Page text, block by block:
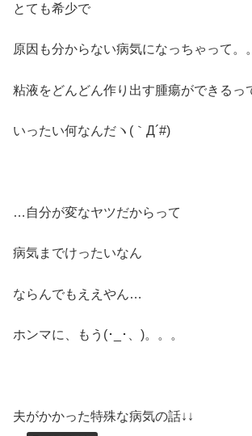
とても希少で
原因も分からない病気になっちゃって。。
粘液をどんどん作り出す腫瘍ができるっ
いったい何なんだヽ(｀Д´#)
…自分が変なヤツだからって
病気までけったいなん
ならんでもええやん…
ホンマに、もう(･_･、)。。。
夫がかかった特殊な病気の話↓↓